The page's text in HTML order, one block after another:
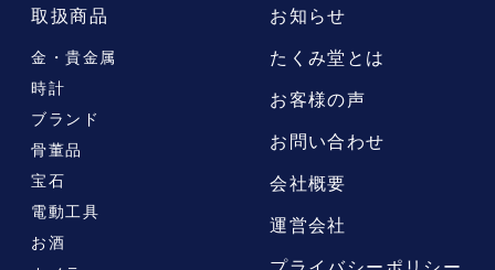
取扱商品
金・貴金属
時計
ブランド
骨董品
宝石
電動工具
お酒
お知らせ
たくみ堂とは
お客様の声
お問い合わせ
会社概要
運営会社